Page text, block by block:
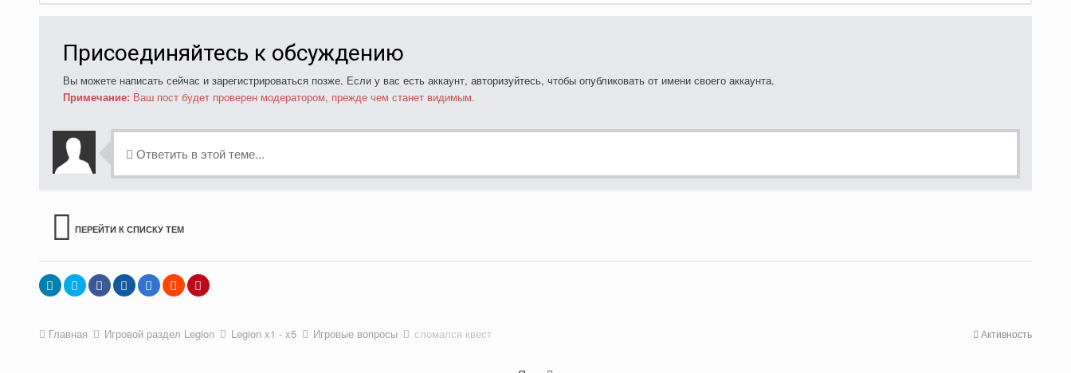
Присоединяйтесь к обсуждению
Вы можете написать сейчас и зарегистрироваться позже. Если у вас есть аккаунт, авторизуйтесь, чтобы опубликовать от имени своего аккаунта.
Примечание: Ваш пост будет проверен модератором, прежде чем станет видимым.
Ответить в этой теме...
ПЕРЕЙТИ К СПИСКУ ТЕМ
Активность
Главная Игровой раздел Legion Legion x1 - x5 Игровые вопросы сломался квест